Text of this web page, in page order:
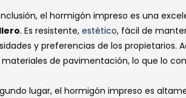
el hormigón impreso es una
. Es resistente, estético, fácil de
y preferencias de los propietarios.
de pavimentación, lo que lo
lugar, el hormigón impreso es